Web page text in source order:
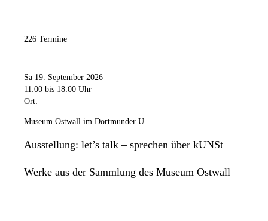
226 Termine
Sa 19. September 2026
11:00 bis 18:00 Uhr
Ort:
Museum Ostwall im Dortmunder U
Ausstellung: let’s talk – sprechen über kUNSt
Werke aus der Sammlung des Museum Ostwall